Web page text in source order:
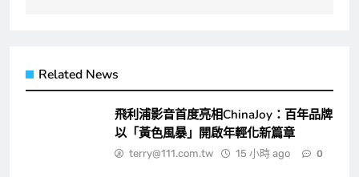
Related News
飛利浦影音首度亮相ChinaJoy：百年品牌
以「黃色風暴」開啟年輕化新篇章
terry@111.com.tw 15 小時 ago 0